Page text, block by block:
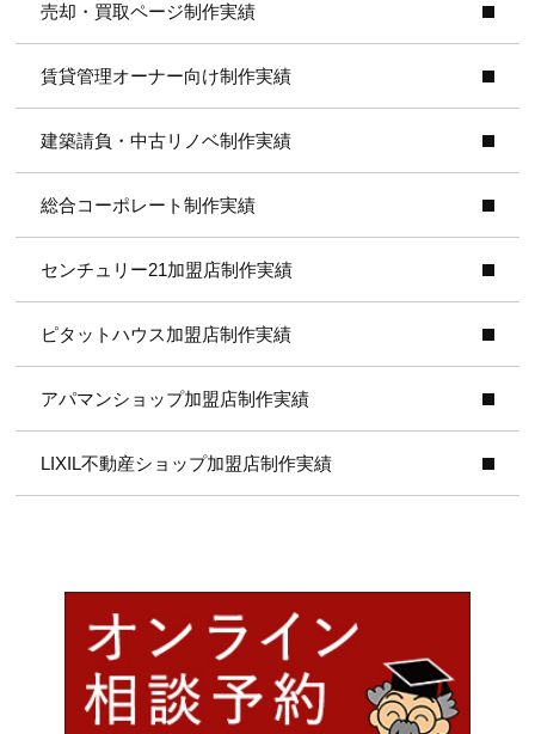
売却・買取ページ制作実績
賃貸管理オーナー向け制作実績
建築請負・中古リノベ制作実績
総合コーポレート制作実績
センチュリー21加盟店制作実績
ピタットハウス加盟店制作実績
アパマンショップ加盟店制作実績
LIXIL不動産ショップ加盟店制作実績